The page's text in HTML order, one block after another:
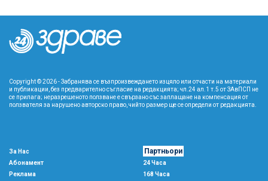
Copyright © 2026 - Забранява се възпроизвеждането изцяло или отчасти на материали
и публикации, без предварително съгласие на редакцията; чл.24 ал.1 т.5 от ЗАвПСП не
се прилага; неразрешеното ползване е свързано със заплащане на компенсация от
ползвателя за нарушено авторско право, чийто размер ще се определи от редакцията.
За Нас
Абонамент
Реклама
Партньори
24 Часа
168 Часа